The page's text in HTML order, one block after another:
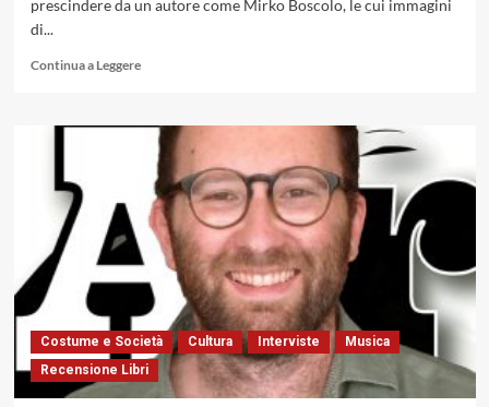
Jazz,
prescindere da un autore come Mirko Boscolo, le cui immagini
di...
Continua a LeggereLeggi
su
Mirko
Boscolo,
un
‘cavallo
pazzo’.
Il
grande
jazzfotografo
parla
con
Doppio
Jazz
Costume e Società Cultura Interviste
Musica
Recensione Libri